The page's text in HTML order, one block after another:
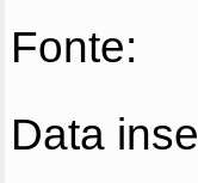
Fonte:
Data